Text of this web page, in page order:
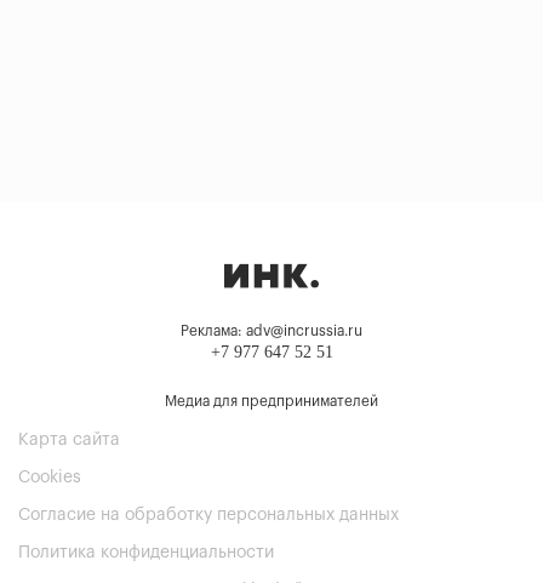
Реклама: adv@incrussia.ru
+7 977 647 52 51
Медиа для предпринимателей
Карта сайта
Cookies
Согласие на обработку персональных данных
Политика конфиденциальности